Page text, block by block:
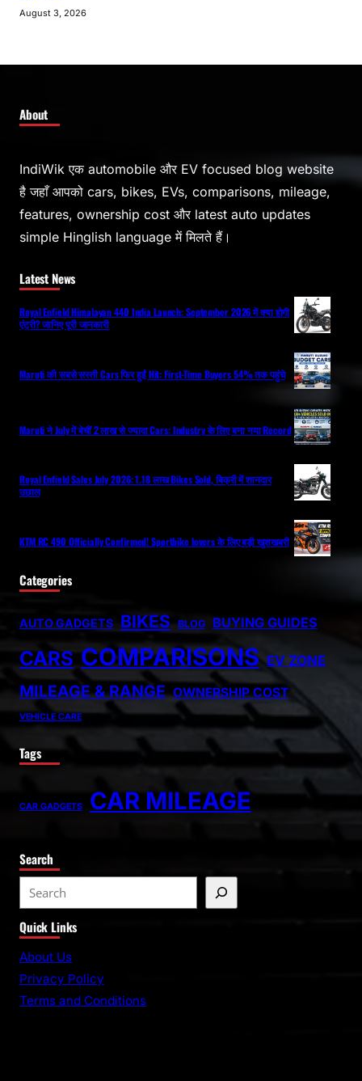
August 3, 2026
About
IndiWik एक automobile और EV focused blog website
है जहाँ आपको cars, bikes, EVs, comparisons, mileage,
features, ownership cost और latest auto updates
simple Hinglish language में मिलते हैं।
Latest News
Royal Enfield Himalayan 440 India Launch: September 2026 में क्या होगी
एंट्री? जानिए पूरी जानकारी
Maruti की सबसे सस्ती Cars फिर हुईं Hit: First-Time Buyers 54% तक पहुंचे
Maruti ने July में बेचीं 2 लाख से ज्यादा Cars: Industry के लिए बना नया Record
Royal Enfield Sales July 2026: 1.18 लाख Bikes Sold, बिक्री में शानदार
उछाल
KTM RC 490 Officially Confirmed! Sportbike lovers के लिए बड़ी खुशखबरी
Categories
AUTO GADGETS BIKES BLOG BUYING GUIDES
CARS COMPARISONS EV ZONE
MILEAGE & RANGE OWNERSHIP COST
VEHICLE CARE
Tags
CAR GADGETS CAR MILEAGE
Search
Quick Links
About Us
Privacy Policy
Terms and Conditions